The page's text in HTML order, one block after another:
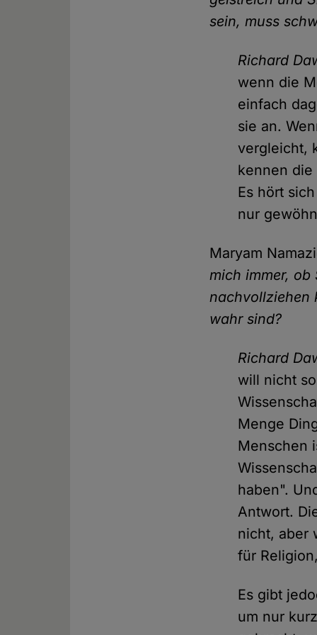
sein, muss
Richard
wenn die
einfach
sie an.
vergleicht,
kennen die
Es hört
nur
Maryam
mich immer, ob
nachvollziehen
wahr sind?
Richard
will nicht
Menge
Menschen
haben".
Antwort.
nicht, aber
für
Es gibt
um nur